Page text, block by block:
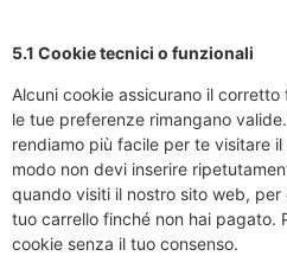
5.1 Cookie tecnici o funzionali
Alcuni cookie assicurano il
le tue preferenze rimangano
rendiamo più facile per te visitare
modo non devi inserire
quando visiti il nostro sito web, per
tuo carrello finché non hai pagato.
cookie senza il tuo consenso.